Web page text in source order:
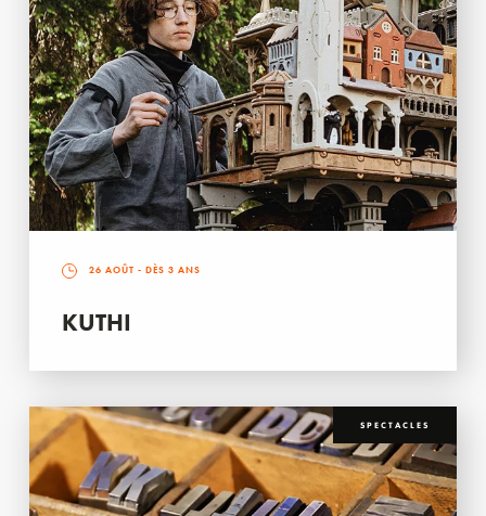
26 AOÛT - DÈS 3 ANS
KUTHI
SPECTACLES